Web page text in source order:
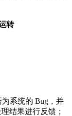
转
系统的 Bug，并
结果进行反馈；